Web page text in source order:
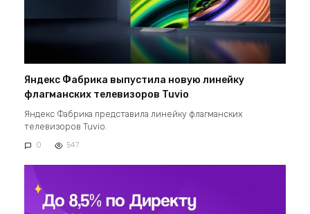
Яндекс Фабрика выпустила новую линейку
флагманских телевизоров Tuvio
Яндекс Фабрика представила линейку флагманских
телевизоров Tuvio.
0 547